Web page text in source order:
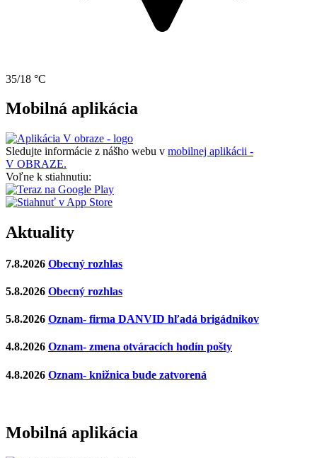
35/18 °C
Mobilná aplikácia
Sledujte informácie z nášho webu v mobilnej aplikácii -
V OBRAZE.
Voľne k stiahnutiu:
Aktuality
7.8.2026 Obecný rozhlas
5.8.2026 Obecný rozhlas
5.8.2026 Oznam- firma DANVID hľadá brigádnikov
4.8.2026 Oznam- zmena otváracích hodín pošty
4.8.2026 Oznam- knižnica bude zatvorená
Mobilná aplikácia